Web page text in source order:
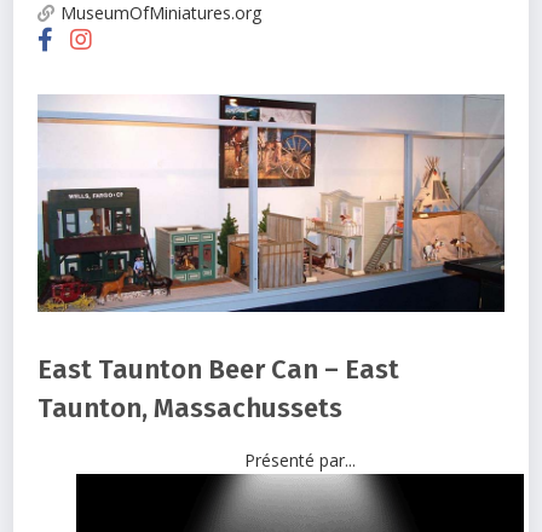
MuseumOfMiniatures.org
East Taunton Beer Can – East
Taunton, Massachussets
Présenté par...